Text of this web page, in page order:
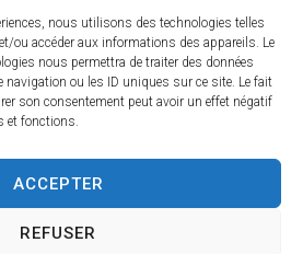
nous utilisons des technologies telles
ou accéder aux informations des appareils. Le
nous permettra de traiter des données
navigation ou les ID uniques sur ce site. Le fait
son consentement peut avoir un effet négatif
et fonctions.
ACCEPTER
REFUSER
Samedi :
le 1er samedi du mois)
légales
Confidentialité